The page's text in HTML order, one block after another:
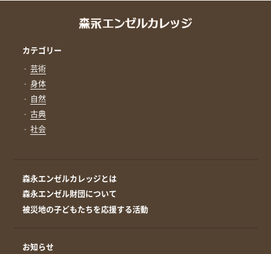
カテゴリー
芸術
身体
自然
古典
社会
森永エンゼルカレッジとは
森永エンゼル財団について
被災地の子どもたちを応援する活動
お知らせ